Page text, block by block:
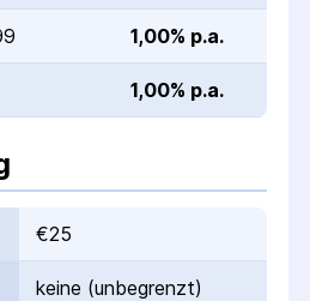
1,00% p.a.
1,00% p.a.
€25
keine (unbegrenzt)